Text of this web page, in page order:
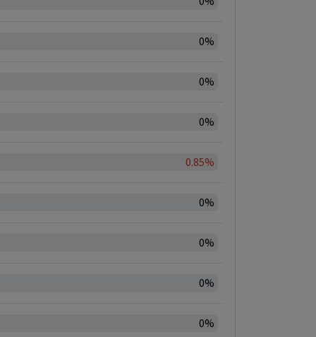
0%
0%
0%
0.85%
0%
0%
0%
0%